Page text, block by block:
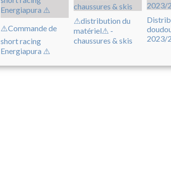
⚠️Commande de
short racing
Energiapura ⚠️
⚠distribution du
matériel⚠ -
chaussures & skis
2023/